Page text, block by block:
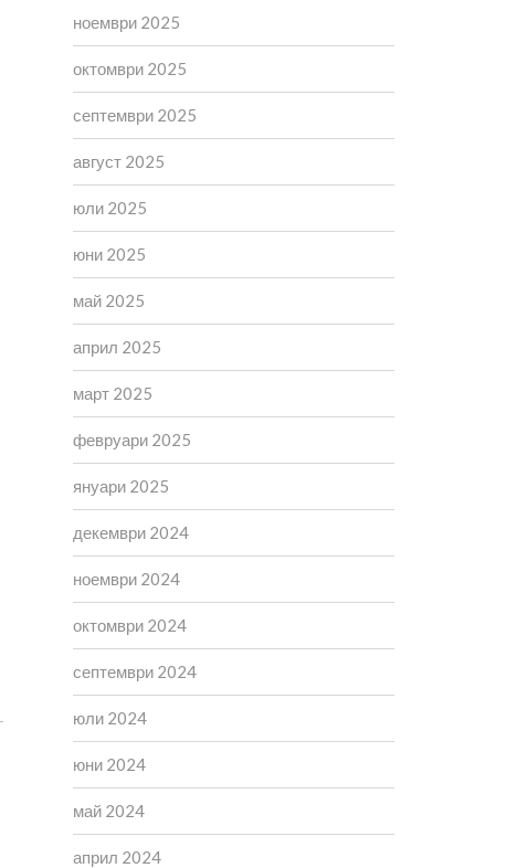
ноември 2025
октомври 2025
септември 2025
август 2025
юли 2025
юни 2025
май 2025
април 2025
март 2025
февруари 2025
януари 2025
декември 2024
ноември 2024
октомври 2024
септември 2024
юли 2024
юни 2024
май 2024
април 2024